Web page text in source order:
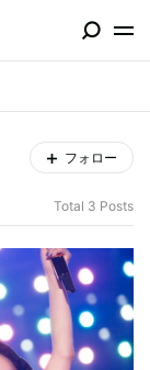
フォロー
Total 3 Posts